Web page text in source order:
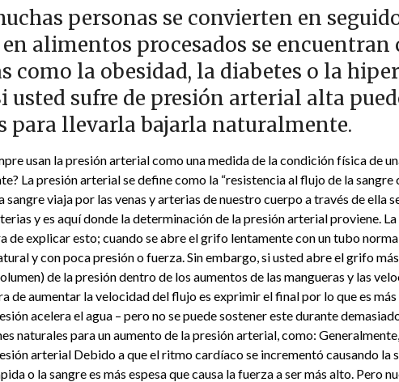
personas se convierten en
alimentos procesados se encuentran
como la obesidad, la diabetes o la
usted sufre de presión arterial alta
para llevarla bajarla naturalmente.
usan la presión arterial como una medida de la condición física de
La presión arterial se define como la “resistencia al flujo de la sangre
sangre viaja por las venas y arterias de nuestro cuerpo a través de ella
y es aquí donde la determinación de la presión arterial proviene.
de explicar esto; cuando se abre el grifo lentamente con un tubo
y con poca presión o fuerza. Sin embargo, si usted abre el grifo
de la presión dentro de los aumentos de las mangueras y las
de aumentar la velocidad del flujo es exprimir el final por lo que es
acelera el agua – pero no se puede sostener este durante
naturales para un aumento de la presión arterial, como:
arterial Debido a que el ritmo cardíaco se incrementó causando la
o la sangre es más espesa que causa la fuerza a ser más alto. Pero